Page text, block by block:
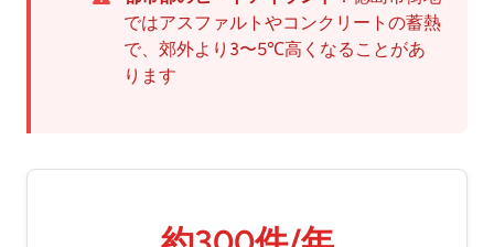
ではアスファルトやコンクリートの蓄熱
で、郊外より3〜5℃高くなることがあ
ります